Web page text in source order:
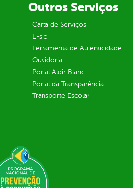
Outros Serviços
Carta de Serviços
E-sic
Ferramenta de Autenticidade
Ouvidoria
Portal Aldir Blanc
Portal da Transparência
Transporte Escolar